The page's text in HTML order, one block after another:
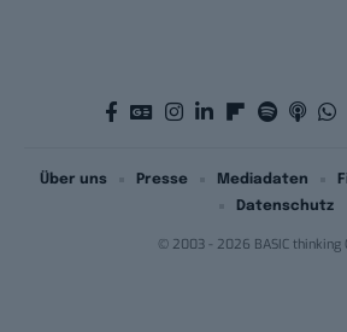
© 2003 - 2026 BASIC thinking
Über uns Presse Mediadaten
Datenschutz